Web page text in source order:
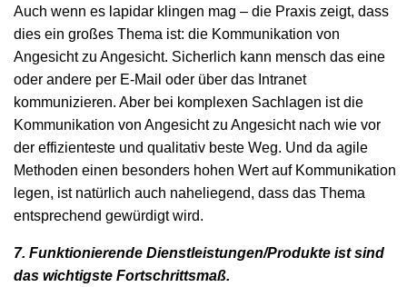
Auch wenn es lapidar klingen mag – die Praxis zeigt, dass
dies ein großes Thema ist: die Kommunikation von
Angesicht zu Angesicht. Sicherlich kann mensch das eine
oder andere per E-Mail oder über das Intranet
kommunizieren. Aber bei komplexen Sachlagen ist die
Kommunikation von Angesicht zu Angesicht nach wie vor
der effizienteste und qualitativ beste Weg. Und da agile
Methoden einen besonders hohen Wert auf Kommunikation
legen, ist natürlich auch naheliegend, dass das Thema
entsprechend gewürdigt wird.
7. Funktionierende Dienstleistungen/Produkte ist sind
das wichtigste Fortschrittsmaß.